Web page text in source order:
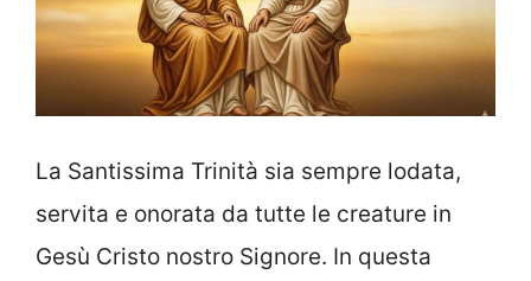
La Santissima Trinità sia sempre lodata,
servita e onorata da tutte le creature in
Gesù Cristo nostro Signore. In questa